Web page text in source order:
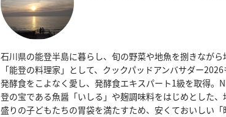
石川県の能登半島に暮らし、旬の野菜や地魚を捌きながら
「能登の料理家」として、クックパッドアンバサダー2026
発酵食をこよなく愛し、発酵食エキスパート1級を取得。
登の宝である魚醤「いしる」や麹調味料をはじめとした
盛りの子どもたちの胃袋を満たすため、安くておいしい